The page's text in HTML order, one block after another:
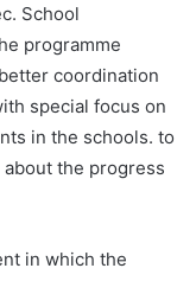
School
programme
coordination
special focus on
in the schools. to
the progress
in which the